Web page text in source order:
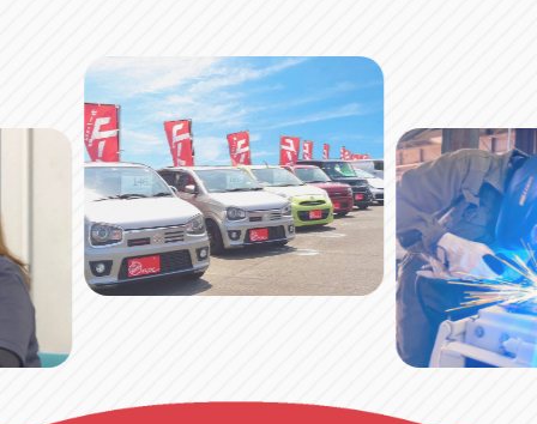
ペ
ー
ジ
送
り